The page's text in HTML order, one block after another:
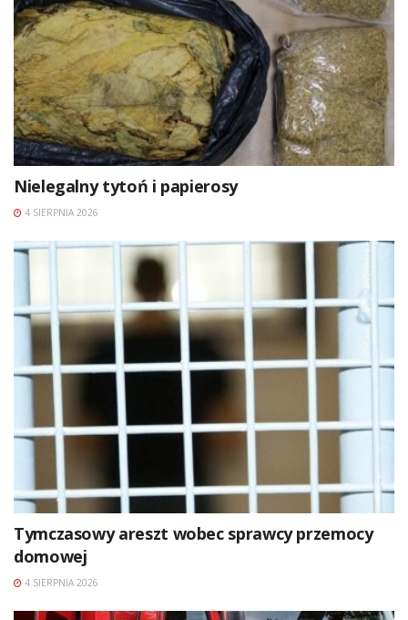
Nielegalny tytoń i papierosy
4 SIERPNIA 2026
Tymczasowy areszt wobec sprawcy przemocy
domowej
4 SIERPNIA 2026